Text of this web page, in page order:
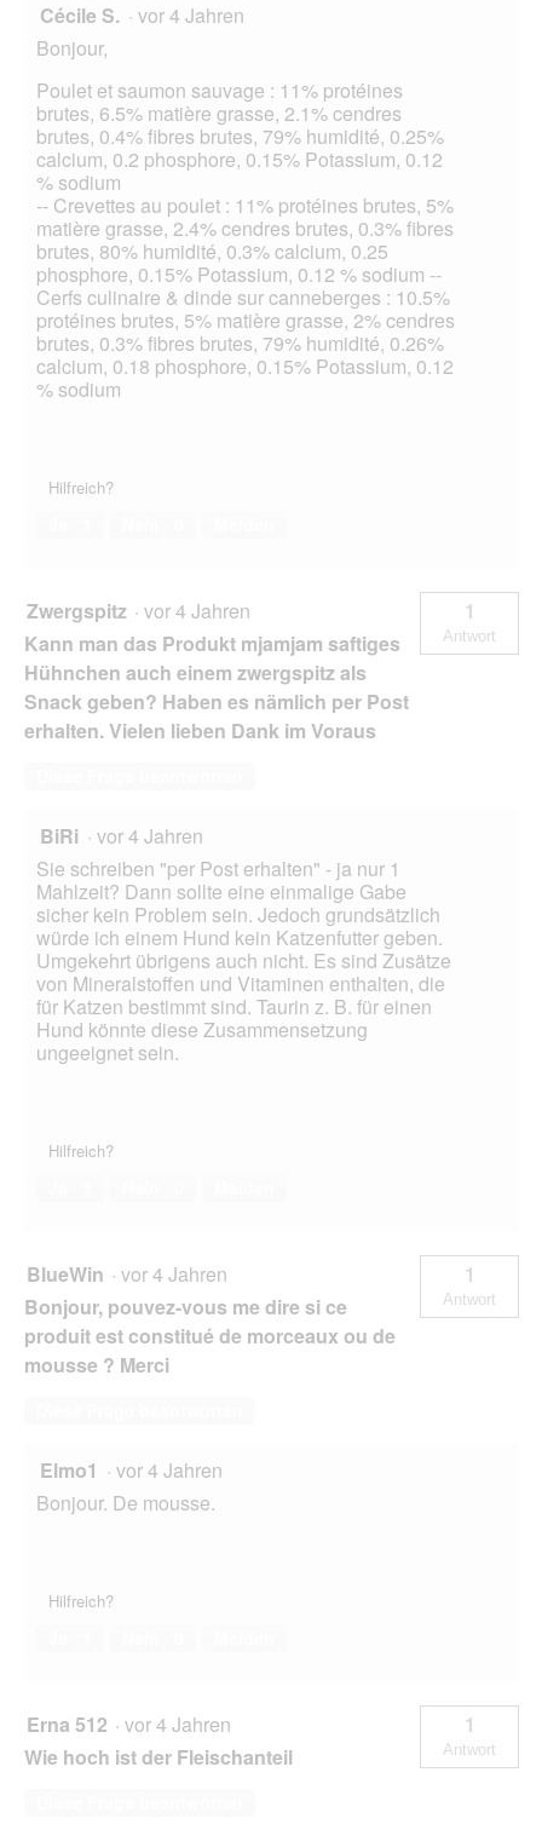
Cécile S. · vor 4 Jahren
Bonjour,
Poulet et saumon sauvage : 11% protéines
brutes, 6.5% matière grasse, 2.1% cendres
brutes, 0.4% fibres brutes, 79% humidité, 0.25%
calcium, 0.2 phosphore, 0.15% Potassium, 0.12
% sodium
-- Crevettes au poulet : 11% protéines brutes, 5%
matière grasse, 2.4% cendres brutes, 0.3% fibres
brutes, 80% humidité, 0.3% calcium, 0.25
phosphore, 0.15% Potassium, 0.12 % sodium --
Cerfs culinaire & dinde sur canneberges : 10.5%
protéines brutes, 5% matière grasse, 2% cendres
brutes, 0.3% fibres brutes, 79% humidité, 0.26%
calcium, 0.18 phosphore, 0.15% Potassium, 0.12
% sodium
Hilfreich?
Zwergspitz · vor 4 Jahren
Kann man das Produkt mjamjam saftiges
Hühnchen auch einem zwergspitz als
Snack geben? Haben es nämlich per Post
erhalten. Vielen lieben Dank im Voraus
1
Antwort
BiRi · vor 4 Jahren
Sie schreiben "per Post erhalten" - ja nur 1
Mahlzeit? Dann sollte eine einmalige Gabe
sicher kein Problem sein. Jedoch grundsätzlich
würde ich einem Hund kein Katzenfutter geben.
Umgekehrt übrigens auch nicht. Es sind Zusätze
von Mineralstoffen und Vitaminen enthalten, die
für Katzen bestimmt sind. Taurin z. B. für einen
Hund könnte diese Zusammensetzung
ungeeignet sein.
Hilfreich?
BlueWin · vor 4 Jahren
Bonjour, pouvez-vous me dire si ce
produit est constitué de morceaux ou de
mousse ? Merci
1
Antwort
Elmo1 · vor 4 Jahren
Bonjour. De mousse.
Hilfreich?
Erna 512 · vor 4 Jahren
Wie hoch ist der Fleischanteil
1
Antwort